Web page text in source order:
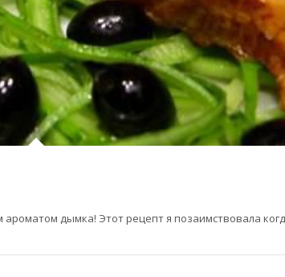
дымка! Этот рецепт я позаимствовала